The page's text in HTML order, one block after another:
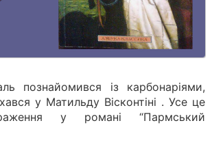
познайомився із карбонаріями,
у Матильду Вісконтіні . Усе це
у романі “Пармський